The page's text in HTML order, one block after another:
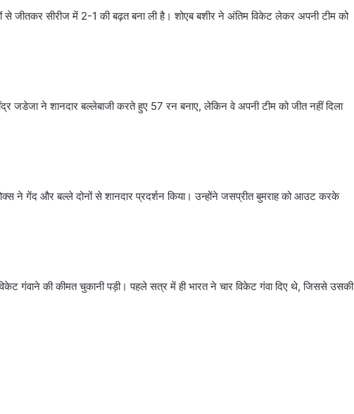
जीतकर सीरीज में 2-1 की बढ़त बना ली है। शोएब बशीर ने अंतिम विकेट लेकर अपनी टीम को
जडेजा ने शानदार बल्लेबाजी करते हुए 57 रन बनाए, लेकिन वे अपनी टीम को जीत नहीं दिला
ने गेंद और बल्ले दोनों से शानदार प्रदर्शन किया। उन्होंने जसप्रीत बुमराह को आउट करके
गंवाने की कीमत चुकानी पड़ी। पहले सत्र में ही भारत ने चार विकेट गंवा दिए थे, जिससे उसकी